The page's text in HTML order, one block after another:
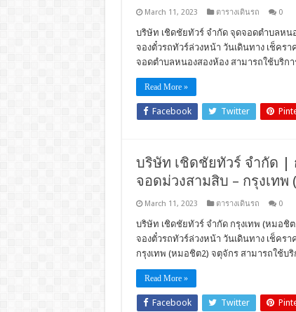
March 11, 2023 ตารางเดินรถ 0
บริษัท เชิดชัยทัวร์ จำกัด จุดจอดตำบลหน
จองตั๋วรถทัวร์ล่วงหน้า วันเดินทาง เช็คร
จอดตำบลหนองสองห้อง สามารถใช้บริก
Read More »
Facebook Twitter
บริษัท เชิดชัยทัวร์ จำกัด |
จอดม่วงสามสิบ – กรุงเท
March 11, 2023 ตารางเดินรถ 0
บริษัท เชิดชัยทัวร์ จำกัด กรุงเทพ (หมอชิ
จองตั๋วรถทัวร์ล่วงหน้า วันเดินทาง เช็คร
กรุงเทพ (หมอชิต2) จตุจักร สามารถใช้บ
Read More »
Facebook Twitter